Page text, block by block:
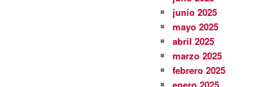
junio 2025
mayo 2025
abril 2025
marzo 2025
febrero 2025
enero 2025